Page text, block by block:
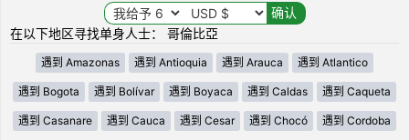
在以下地区寻找单身人士： 哥倫比亞
遇到 Amazonas 遇到 Antioquia 遇到 Arauca 遇到 Atlantico
遇到 Bogota 遇到 Bolívar 遇到 Boyaca 遇到 Caldas 遇到 Caqueta
遇到 Casanare 遇到 Cauca 遇到 Cesar 遇到 Chocó 遇到 Cordoba